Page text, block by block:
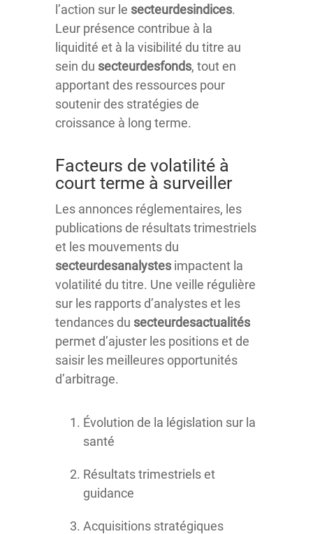
l’action sur le secteurdesindices.
Leur présence contribue à la
liquidité et à la visibilité du titre au
sein du secteurdesfonds, tout en
apportant des ressources pour
soutenir des stratégies de
croissance à long terme.
Facteurs de volatilité à
court terme à surveiller
Les annonces réglementaires, les
publications de résultats trimestriels
et les mouvements du
secteurdesanalystes impactent la
volatilité du titre. Une veille régulière
sur les rapports d’analystes et les
tendances du secteurdesactualités
permet d’ajuster les positions et de
saisir les meilleures opportunités
d’arbitrage.
Évolution de la législation sur la
santé
Résultats trimestriels et
guidance
Acquisitions stratégiques